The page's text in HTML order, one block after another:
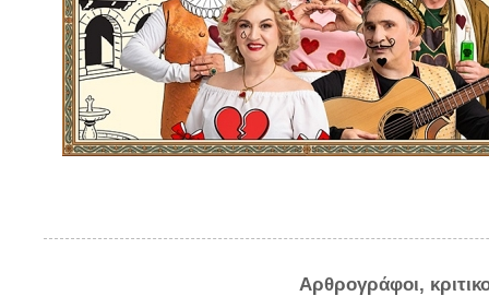
Αρθρογράφοι,